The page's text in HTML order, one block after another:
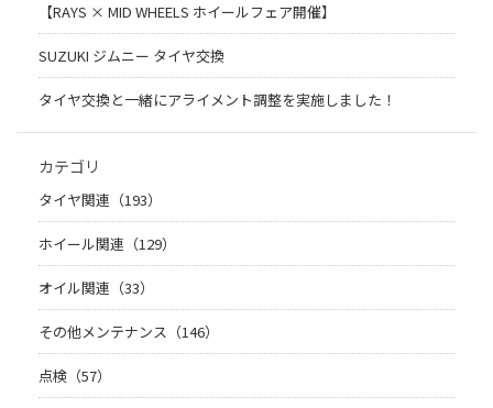
【RAYS × MID WHEELS ホイールフェア開催】
SUZUKI ジムニー タイヤ交換
タイヤ交換と一緒にアライメント調整を実施しました！
カテゴリ
タイヤ関連（193）
ホイール関連（129）
オイル関連（33）
その他メンテナンス（146）
点検（57）